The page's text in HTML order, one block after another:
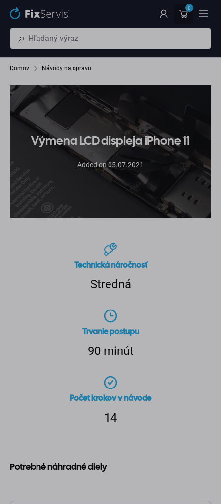
Preskočiť na hlavný obsah 0
Domov Návody na opravu
Výmena LCD displeja iPhone 11
Added on 05.07.2021
Technická náročnosť
Stredná
Trvanie postupu
90 minút
Počet krokov v návode
14
Potrebné náhradné diely